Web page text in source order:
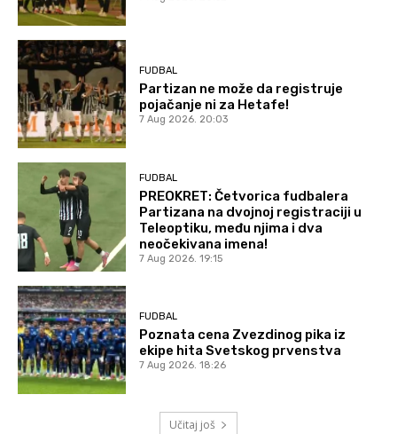
FUDBAL
Partizan ne može da registruje
pojačanje ni za Hetafe!
7 Aug 2026. 20:03
FUDBAL
PREOKRET: Četvorica fudbalera
Partizana na dvojnoj registraciji u
Teleoptiku, među njima i dva
neočekivana imena!
7 Aug 2026. 19:15
FUDBAL
Poznata cena Zvezdinog pika iz
ekipe hita Svetskog prvenstva
7 Aug 2026. 18:26
Učitaj još